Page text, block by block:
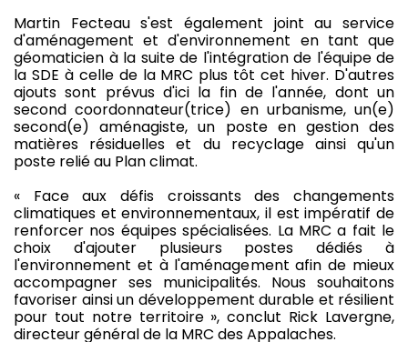
Martin Fecteau s'est également joint au service
d'aménagement et d'environnement en tant que
géomaticien à la suite de l'intégration de l'équipe de
la SDE à celle de la MRC plus tôt cet hiver. D'autres
ajouts sont prévus d'ici la fin de l'année, dont un
second coordonnateur(trice) en urbanisme, un(e)
second(e) aménagiste, un poste en gestion des
matières résiduelles et du recyclage ainsi qu'un
poste relié au Plan climat.
« Face aux défis croissants des changements
climatiques et environnementaux, il est impératif de
renforcer nos équipes spécialisées. La MRC a fait le
choix d'ajouter plusieurs postes dédiés à
l'environnement et à l'aménagement afin de mieux
accompagner ses municipalités. Nous souhaitons
favoriser ainsi un développement durable et résilient
pour tout notre territoire », conclut Rick Lavergne,
directeur général de la MRC des Appalaches.